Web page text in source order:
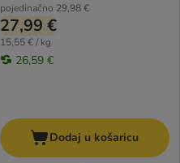
pojedinačno 29,98 €
27,99 €
15,55 € / kg
26,59 €
Dodaj u košaricu